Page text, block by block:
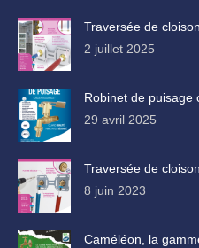
Traversée de
2 juillet 2025
Robinet de puisage
29 avril 2025
Traversée de
8 juin 2023
Caméléon, la